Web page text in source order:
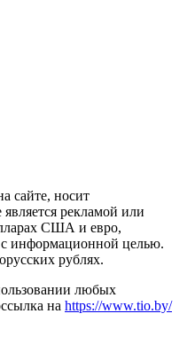
сайте, носит
рекламой или
США и евро,
информационной целью.
рублях.
любых
на https://www.tio.by/